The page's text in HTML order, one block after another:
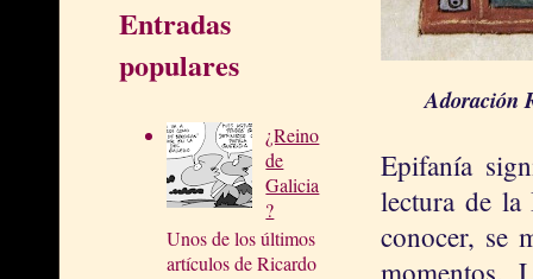
Entradas
populares
¿Reino
de
Galicia
?
Unos de los últimos
artículos de Ricardo
Adoración
Epifanía
lectura de la
conocer, se